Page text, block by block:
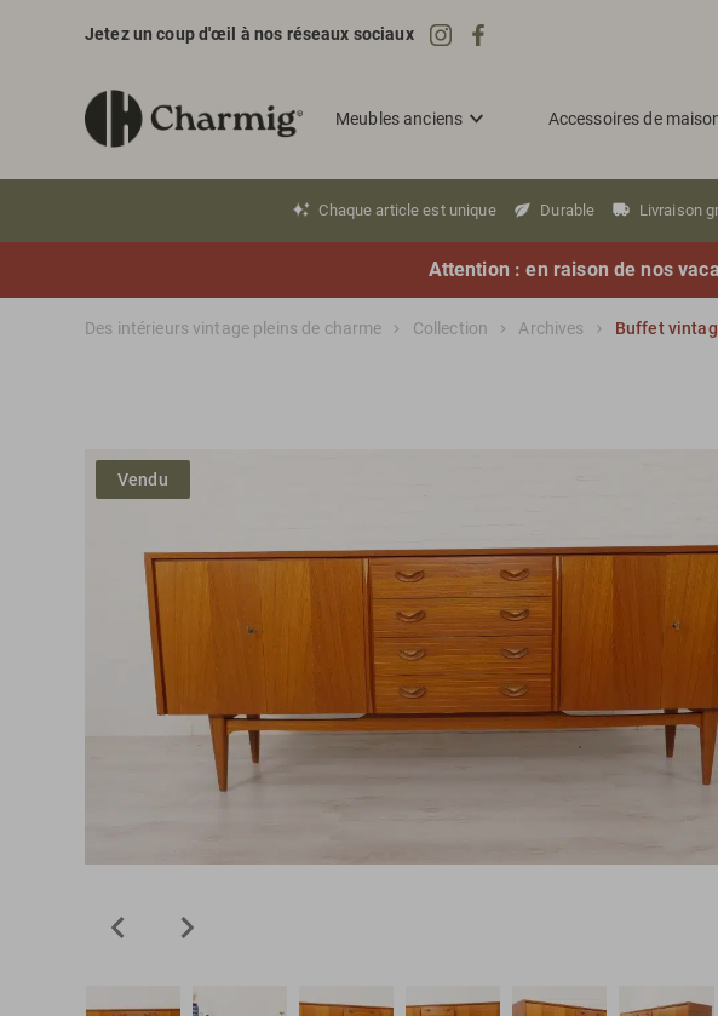
Jetez un coup d'œil à nos réseaux sociaux
Meubles anciens Accessoires de
Chaque article est unique Durable Livraison
Attention : en raison de nos
Des intérieurs vintage pleins de charme Collection Archives Buffet
Vendu